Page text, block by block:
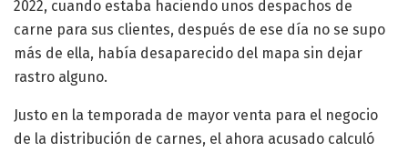
2022, cuando estaba haciendo unos despachos de
carne para sus clientes, después de ese día no se supo
más de ella, había desaparecido del mapa sin dejar
rastro alguno.
Justo en la temporada de mayor venta para el negocio
de la distribución de carnes, el ahora acusado calculó